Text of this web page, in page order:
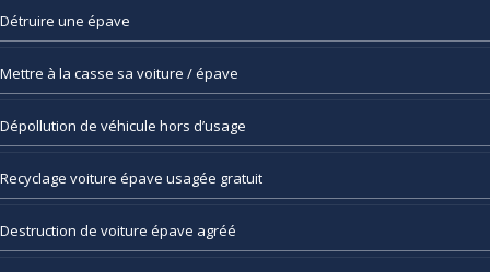
Détruire une épave
Mettre à la casse sa voiture / épave
Dépollution de véhicule hors d’usage
Recyclage voiture épave usagée gratuit
Destruction de voiture épave agréé